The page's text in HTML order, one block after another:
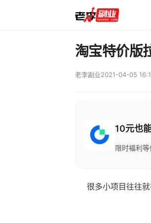
淘宝特价版
老李副业2021-04-05
10元也
限时福利
很多小项目往往就